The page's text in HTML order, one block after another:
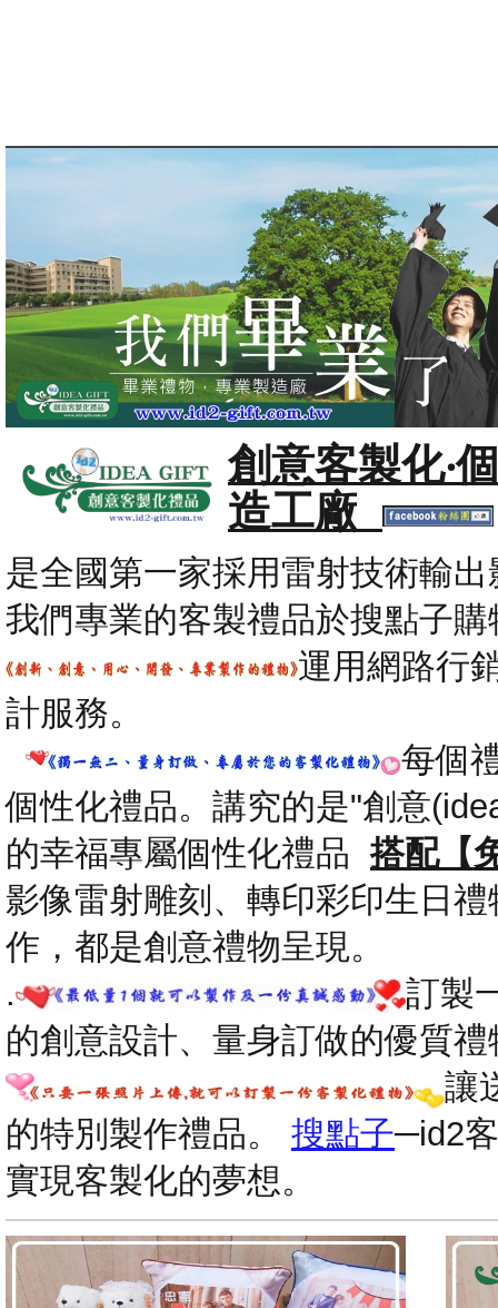
創意客製化‧
造工廠
是全國第一家採用雷射技術輸
我們專業的客製禮品於搜點子
運用網路行
計服務。
每個
個性化禮品。講究的是"創意
的幸福專屬個性化禮品搭配【
影像雷射雕刻、轉印彩印生日禮
作，都是創意禮物呈現。
.
訂製
的創意設計、量身訂做的優質禮
讓
的特別製作禮品。 搜點子─id2
實現客製化的夢想。